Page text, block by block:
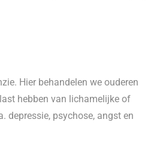
Hier behandelen we ouderen
hebben van lichamelijke of
depressie, psychose, angst en